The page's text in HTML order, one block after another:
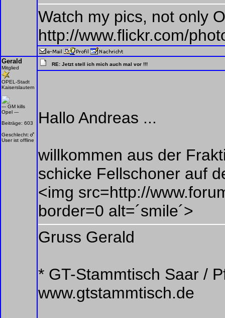
Watch my pics, not only
http://www.flickr.com/
Gerald
Mitglied
OPEL-Stadt
Kaiserslautern
--- GM kills
Opel ---
Beiträge: 603
Geschlecht:
User ist offline
RE: Jetzt stell ich mich auch mal vor !!!
Hallo Andreas ...
willkommen aus der
schicke Fellschoner auf
<img src=http://
border=0 alt=´smile´>
Gruss Gerald
* GT-Stammtisch Saar /
www.gtstammtisch.de